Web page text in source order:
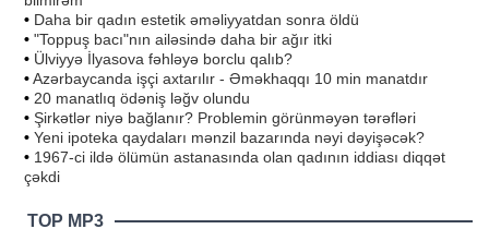
• Daha bir qadın estetik əməliyyatdan sonra öldü
• "Toppuş bacı"nın ailəsində daha bir ağır itki
• Ülviyyə İlyasova fəhləyə borclu qalıb?
•Azərbaycanda işçi axtarılır - Əməkhaqqı 10 min manatdır
• 20 manatlıq ödəniş ləğv olundu
• Şirkətlər niyə bağlanır? Problemin görünməyən tərəfləri
• Yeni ipoteka qaydaları mənzil bazarında nəyi dəyişəcək?
• 1967-ci ildə ölümün astanasında olan qadının iddiası diqqət
çəkdi
TOP MP3